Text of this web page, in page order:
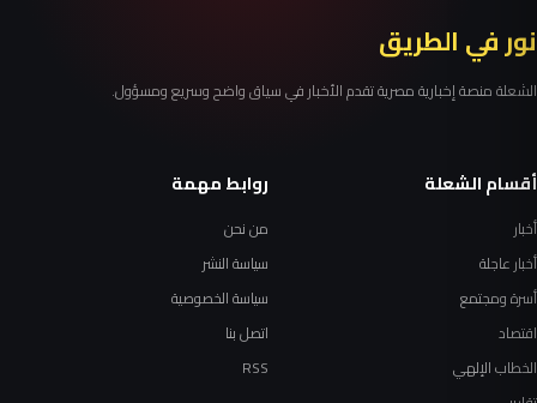
نور في الطريق
الشعلة منصة إخبارية مصرية تقدم الأخبار في سياق واضح وسريع ومسؤول.
أقسام الشعلة
أخبار
أخبار عاجلة
أسرة ومجتمع
اقتصاد
الخطاب الإلهي
روابط مهمة
من نحن
سياسة النشر
سياسة الخصوصية
اتصل بنا
RSS